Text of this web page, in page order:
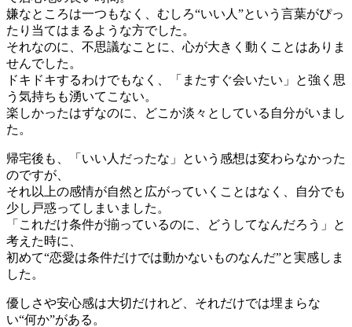
嫌なところは一つもなく、むしろ“いい人”という言葉がぴっ
たり当てはまるような方でした。
それなのに、不思議なことに、心が大きく動くことはありま
せんでした。
ドキドキするわけでもなく、「またすぐ会いたい」と強く思
う気持ちも湧いてこない。
楽しかったはずなのに、どこか淡々としている自分がいまし
た。
帰宅後も、「いい人だったな」という感想は変わらなかった
のですが、
それ以上の感情が自然と広がっていくことはなく、自分でも
少し戸惑ってしまいました。
「これだけ条件が揃っているのに、どうしてなんだろう」と
考えた時に、
初めて“恋愛は条件だけでは動かないものなんだ”と実感しま
した。
優しさや安心感は大切だけれど、それだけでは埋まらな
い“何か”がある。